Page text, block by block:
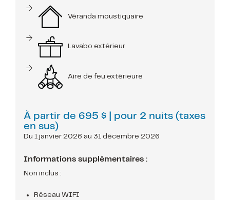
Véranda moustiquaire
Lavabo extérieur
Aire de feu extérieure
À partir de 695 $ | pour 2 nuits (taxes
en sus)
Du 1 janvier 2026 au 31 décembre 2026
Informations supplémentaires :
Non inclus :
Réseau WIFI